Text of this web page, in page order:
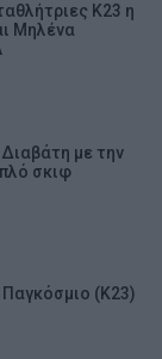
Κ23 η
Μηλένα
με την
σκιφ
Παγκόσμιο (Κ23)